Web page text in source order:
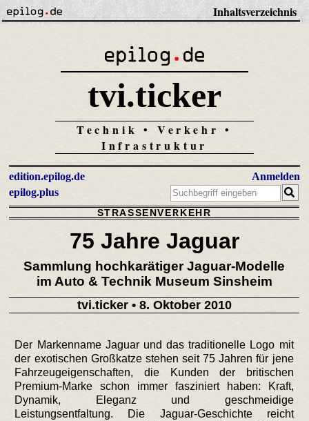
Inhaltsverzeichnis
tvi.ticker
Technik • Verkehr •
Infrastruktur
edition.epilog.de
epilog.plus
Anmelden
STRASSENVERKEHR
75 Jahre Jaguar
Sammlung hochkarätiger Jaguar-Modelle
im Auto & Technik Museum Sinsheim
tvi.ticker• 8. Oktober 2010
Der Markenname Jaguar und das traditionelle Logo mit
der exotischen Großkatze stehen seit 75 Jahren für jene
Fahrzeugeigenschaften, die Kunden der britischen
Premium-Marke schon immer fasziniert haben: Kraft,
Dynamik, Eleganz und geschmeidige
Leistungsentfaltung. Die Jaguar-Geschichte reicht